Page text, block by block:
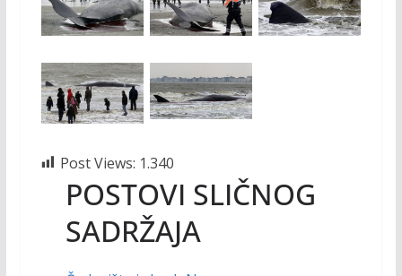
Post Views: 1.340
POSTOVI SLIČNOG
SADRŽAJA